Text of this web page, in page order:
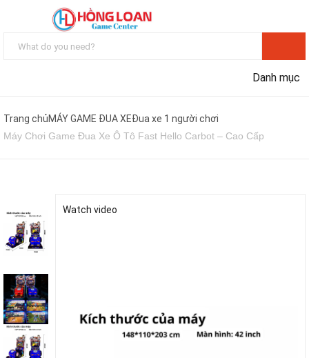
Danh mục
Trang chủMÁY GAME ĐUA XEĐua xe 1 người chơi
Máy Chơi Game Đua Xe Ô Tô Fast Hello Carbot – Cao Cấp
Watch video